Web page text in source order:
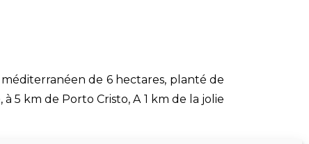
de 6 hectares, planté de
5 km de Porto Cristo, A 1 km de la jolie